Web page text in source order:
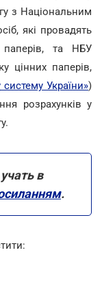
з Національним
які провадять
паперів, та НБУ
цінних паперів,
України»)
розрахунків у
в
.